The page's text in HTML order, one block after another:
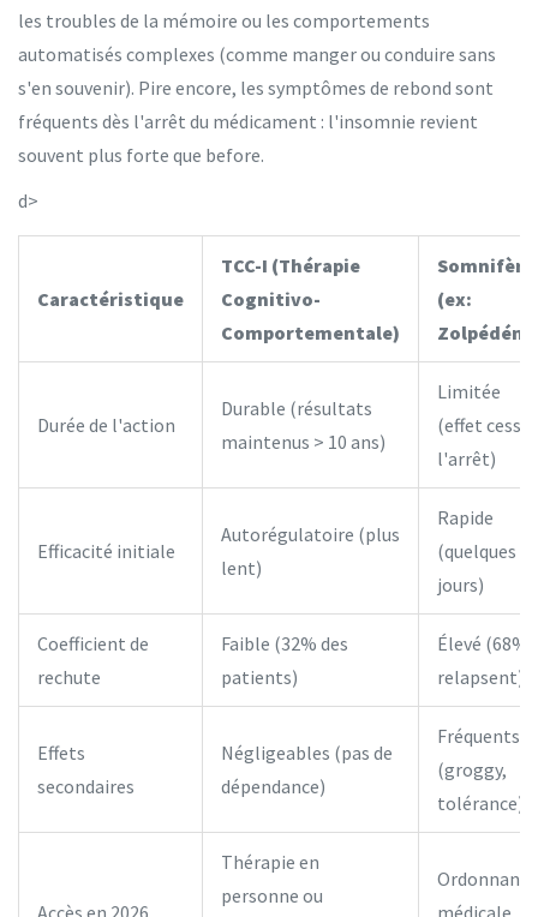
les troubles de la mémoire ou les comportements
automatisés complexes (comme manger ou conduire sans
s'en souvenir). Pire encore, les symptômes de rebond sont
fréquents dès l'arrêt du médicament : l'insomnie revient
souvent plus forte que before.
d>
Caractéristique
TCC-I (Thérapie
Cognitivo-
Comportementale)
(ex:
Zolpédém)
Durée de l'action
Durable (résultats
maintenus > 10 ans)
Limitée
(effet cesse
l'arrêt)
Efficacité initiale
Autorégulatoire (plus
lent)
Rapide
(quelques
jours)
Coefficient de
rechute
Faible (32% des
patients)
Élevé (68%
relapsent)
Effets
secondaires
Négligeables (pas de
dépendance)
Fréquents
(groggy,
tolérance)
Accès en 2026
Thérapie en
personne ou
Ordonnance
médicale